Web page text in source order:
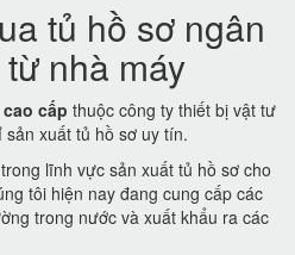
tủ hồ sơ ngân
nhà máy
cấp thuộc công ty thiết bị vật tư
xuất tủ hồ sơ uy tín.
lĩnh vực sản xuất tủ hồ sơ cho
tôi hiện nay đang cung cấp các
trong nước và xuất khẩu ra các